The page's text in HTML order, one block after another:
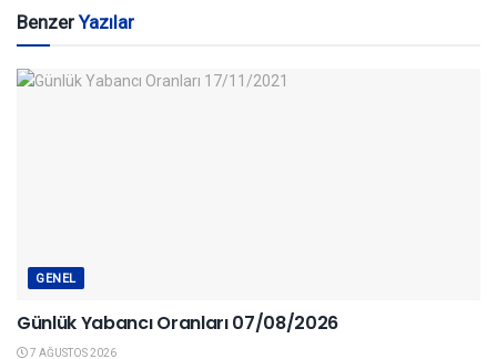
BenzerYazılar
GENEL
Günlük Yabancı Oranları 07/08/2026
7 AĞUSTOS 2026